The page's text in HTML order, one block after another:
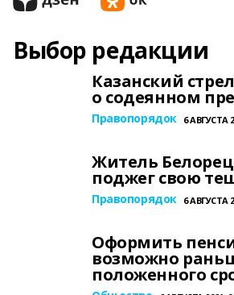
Выбор редакции
Казанский
о содеянном
Правопорядок 6 АВГУСТА
Житель
поджег свою
Правопорядок 6 АВГУСТА
Оформить
возможно
положенного